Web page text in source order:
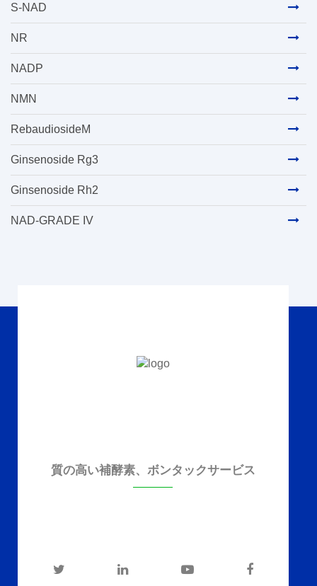
S-NAD
NR
NADP
NMN
RebaudiosideM
Ginsenoside Rg3
Ginsenoside Rh2
NAD-GRADE IV
質の高い補酵素、ボンタックサービス